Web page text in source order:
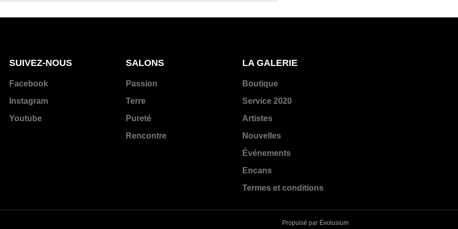
SUIVEZ-NOUS
Facebook
Instagram
Youtube
SALONS
Passion
Terre
Pureté
Rencontre
LA GALERIE
Boutique
Service 2020
Artistes
Nouvelles
Événements
Encans
Termes et conditions
Propulsé par Évolusium